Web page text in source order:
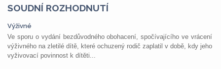
SOUDNÍ ROZHODNUTÍ
Výživné
Ve sporu o vydání bezdůvodného obohacení, spočívajícího ve vrácení
výživného na zletilé dítě, které ochuzený rodič zaplatil v době, kdy jeho
vyživovací povinnost k dítěti...